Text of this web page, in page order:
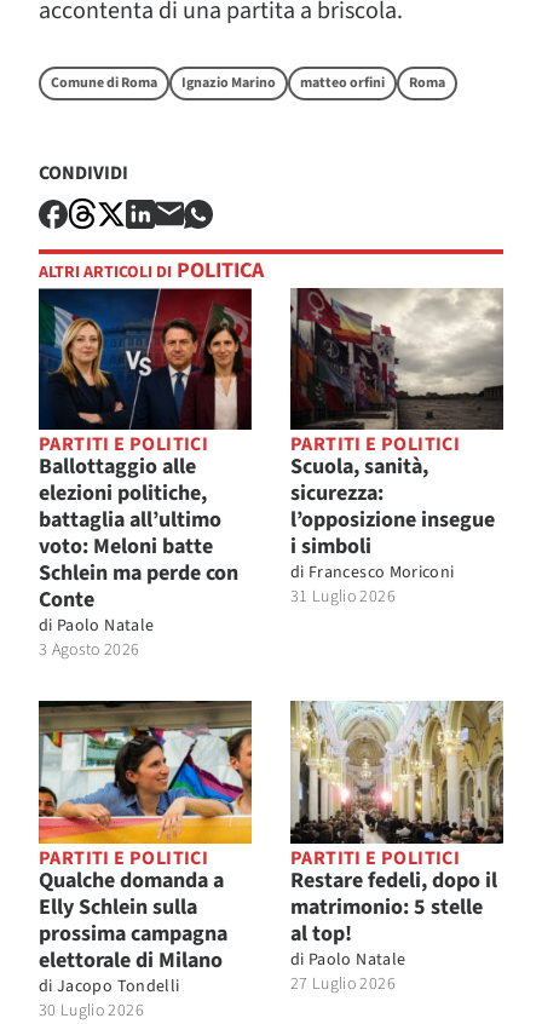
accontenta di una partita a briscola.
Comune di Roma Ignazio Marino matteo orfini Roma
CONDIVIDI
ALTRI ARTICOLI DI POLITICA
PARTITI E POLITICI
Ballottaggio alle
elezioni politiche,
battaglia all’ultimo
voto: Meloni batte
Schlein ma perde con
Conte
di Paolo Natale
3 Agosto 2026
PARTITI E POLITICI
Scuola, sanità,
sicurezza:
l’opposizione insegue
i simboli
di Francesco Moriconi
31 Luglio 2026
PARTITI E POLITICI
Qualche domanda a
Elly Schlein sulla
prossima campagna
elettorale di Milano
di Jacopo Tondelli
30 Luglio 2026
PARTITI E POLITICI
Restare fedeli, dopo il
matrimonio: 5 stelle
al top!
di Paolo Natale
27 Luglio 2026